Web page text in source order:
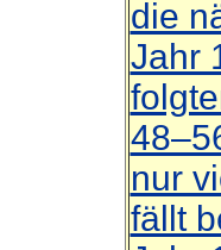
die
Jahr
nur
fällt